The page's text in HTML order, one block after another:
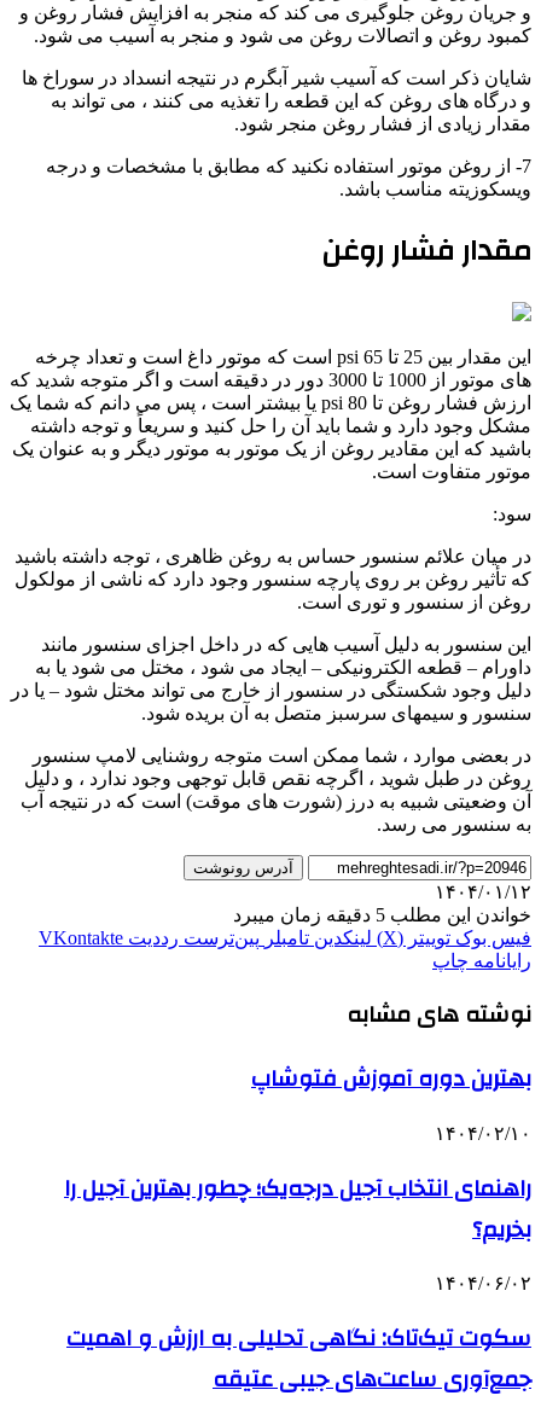
و جریان روغن جلوگیری می کند که منجر به افزایش فشار روغن و
کمبود روغن و اتصالات روغن می شود و منجر به آسیب می شود.
شایان ذکر است که آسیب شیر آبگرم در نتیجه انسداد در سوراخ ها
و درگاه های روغن که این قطعه را تغذیه می کنند ، می تواند به
مقدار زیادی از فشار روغن منجر شود.
7- از روغن موتور استفاده نکنید که مطابق با مشخصات و درجه
ویسکوزیته مناسب باشد.
مقدار فشار روغن
این مقدار بین 25 تا 65 psi است که موتور داغ است و تعداد چرخه
های موتور از 1000 تا 3000 دور در دقیقه است و اگر متوجه شدید که
ارزش فشار روغن تا 80 psi یا بیشتر است ، پس می دانم که شما یک
مشکل وجود دارد و شما باید آن را حل کنید و سریعاً و توجه داشته
باشید که این مقادیر روغن از یک موتور به موتور دیگر و به عنوان یک
موتور متفاوت است.
سود:
در میان علائم سنسور حساس به روغن ظاهری ، توجه داشته باشید
که تأثیر روغن بر روی پارچه سنسور وجود دارد که ناشی از مولکول
روغن از سنسور و توری است.
این سنسور به دلیل آسیب هایی که در داخل اجزای سنسور مانند
داورام – قطعه الکترونیکی – ایجاد می شود ، مختل می شود یا به
دلیل وجود شکستگی در سنسور از خارج می تواند مختل شود – یا در
سنسور و سیمهای سرسبز متصل به آن بریده شود.
در بعضی موارد ، شما ممکن است متوجه روشنایی لامپ سنسور
روغن در طبل شوید ، اگرچه نقص قابل توجهی وجود ندارد ، و دلیل
آن وضعیتی شبیه به درز (شورت های موقت) است که در نتیجه آب
به سنسور می رسد.
آدرس رونوشت
۱۴۰۴/۰۱/۱۲
خواندن این مطلب 5 دقیقه زمان میبرد
فیس بوک توییتر (X) لینکدین ‫تامبلر ‫پین‌ترست ‫رددیت ‫VKontakte
رایانامه چاپ
نوشته های مشابه
بهترین دوره آموزش فتوشاپ
۱۴۰۴/۰۲/۱۰
راهنمای انتخاب آجیل درجه‌یک؛ چطور بهترین آجیل را
بخریم؟
۱۴۰۴/۰۶/۰۲
سکوت تیک‌تاک: نگاهی تحلیلی به ارزش و اهمیت
جمع‌آوری ساعت‌های جیبی عتیقه